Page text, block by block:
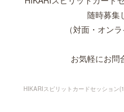
随時募集
（対面・オン
お気軽にお問
HIKARIスピリットカードセッション(